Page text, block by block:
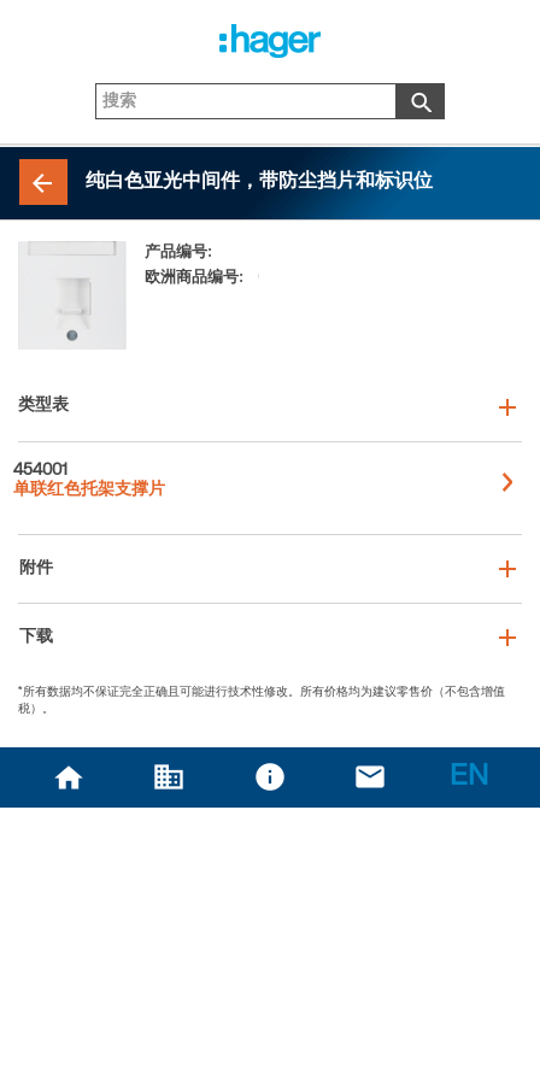
纯白色亚光中间件，带防尘挡片和标识位
产品编号:
11701909
欧洲商品编号:
4011334255840
类型表
454001
单联红色托架支撑片
附件
下载
*所有数据均不保证完全正确且可能进行技术性修改。所有价格均为建议零售价（不包含增值
税）。
EN